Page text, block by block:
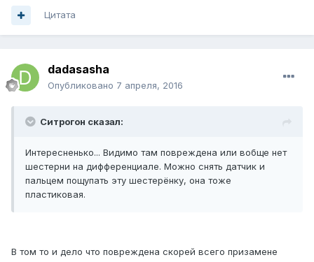
Цитата
dadasasha
Опубликовано 7 апреля, 2016
Ситрогон сказал:
Интересненько... Видимо там повреждена или вобще нет
шестерни на дифференциале. Можно снять датчик и
пальцем пощупать эту шестерёнку, она тоже
пластиковая.
В том то и дело что повреждена скорей всего призамене